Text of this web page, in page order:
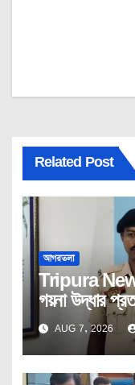
Related Post
আগরতলা
Tripura News:
গয়না উদ্ধার
AUG 7, 2026